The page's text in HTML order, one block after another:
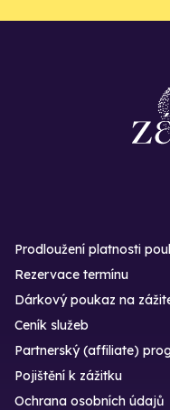
Prodloužení platnosti
Rezervace termínu
Dárkový poukaz na
Ceník služeb
Partnerský (affiliate)
Pojištění k zážitku
Ochrana osobních údajů